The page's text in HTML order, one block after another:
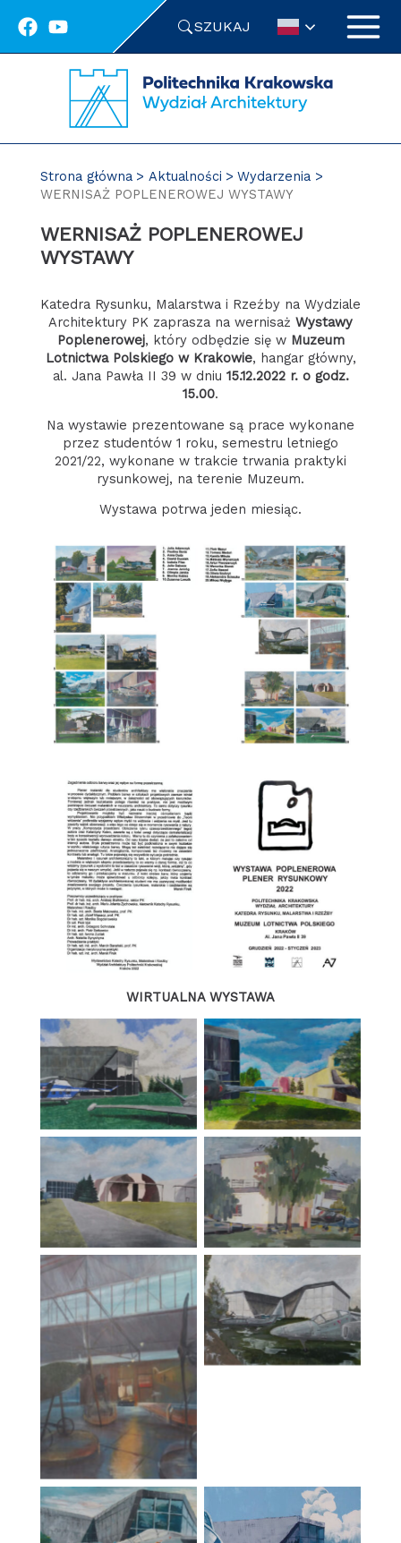
SZUKAJ
Strona główna Aktualności
Wydarzenia
WERNISAŻ POPLENEROWEJ WYSTAWY
WERNISAŻ POPLENEROWEJ
WYSTAWY
Katedra Rysunku, Malarstwa i Rzeźby na Wydziale
Architektury PK zaprasza na wernisaż Wystawy
Poplenerowej, który odbędzie się w Muzeum
Lotnictwa Polskiego w Krakowie, hangar główny,
al. Jana Pawła II 39 w dniu 15.12.2022 r. o godz.
15.00.
Na wystawie prezentowane są prace wykonane
przez studentów 1 roku, semestru letniego
2021/22, wykonane w trakcie trwania praktyki
rysunkowej, na terenie Muzeum.
Wystawa potrwa jeden miesiąc.
WIRTUALNA WYSTAWA